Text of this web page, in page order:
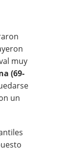
muy
(69-
un